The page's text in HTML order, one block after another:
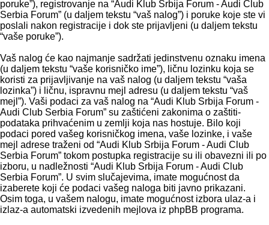
poruke”), registrovanje na “Audi Klub Srbija Forum - Audi Club
Serbia Forum” (u daljem tekstu “vaš nalog”) i poruke koje ste vi
poslali nakon registracije i dok ste prijavljeni (u daljem tekstu
“vaše poruke”).
Vaš nalog će kao najmanje sadržati jedinstvenu oznaku imena
(u daljem tekstu “vaše korisničko ime”), ličnu lozinku koja se
koristi za prijavljivanje na vaš nalog (u daljem tekstu “vaša
lozinka”) i ličnu, ispravnu mejl adresu (u daljem tekstu “vaš
mejl”). Vaši podaci za vaš nalog na “Audi Klub Srbija Forum -
Audi Club Serbia Forum” su zaštićeni zakonima o zaštiti-
podataka prihvaćenim u zemlji koja nas hostuje. Bilo koji
podaci pored vašeg korisničkog imena, vaše lozinke, i vaše
mejl adrese traženi od “Audi Klub Srbija Forum - Audi Club
Serbia Forum” tokom postupka registracije su ili obavezni ili po
izboru, u nadležnosti “Audi Klub Srbija Forum - Audi Club
Serbia Forum”. U svim slučajevima, imate mogućnost da
izaberete koji će podaci vašeg naloga biti javno prikazani.
Osim toga, u vašem nalogu, imate mogućnost izbora ulaz-a i
izlaz-a automatski izvedenih mejlova iz phpBB programa.